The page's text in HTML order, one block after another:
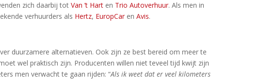
zich daarbij tot Van ’t Harten Trio Autoverhuur. Als men in
verhuurders als Hertz, EuropCaren Avis.
duurzamere alternatieven. Ook zijn ze best bereid om meer te
wel praktisch zijn. Producenten willen niet teveel tijd kwijt zijn
men verwacht te gaan rijden: “Als ik weet dat er veel kilometers